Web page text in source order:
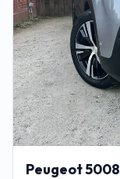
Peugeot5008